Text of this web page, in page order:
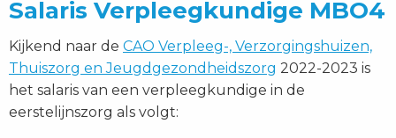
Salaris Verpleegkundige MBO4
Kijkend naar de CAO Verpleeg-, Verzorgingshuizen,
Thuiszorg en Jeugdgezondheidszorg 2022-2023 is
het salaris van een verpleegkundige in de
eerstelijnszorg als volgt: